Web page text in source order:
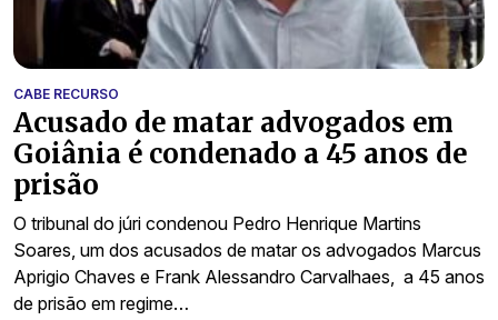
CABE RECURSO
Acusado de matar advogados em
Goiânia é condenado a 45 anos de
prisão
O tribunal do júri condenou Pedro Henrique Martins
Soares, um dos acusados de matar os advogados Marcus
Aprigio Chaves e Frank Alessandro Carvalhaes, a 45 anos
de prisão em regime…